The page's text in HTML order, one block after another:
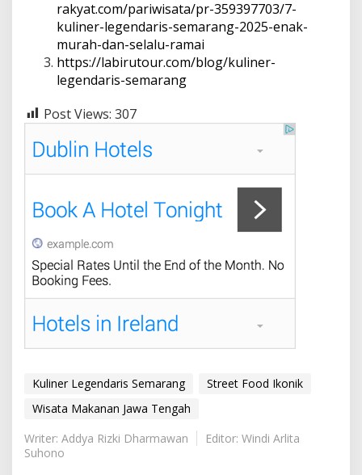
rakyat.com/pariwisata/pr-359397703/7-
kuliner-legendaris-semarang-2025-enak-
murah-dan-selalu-ramai
https://labirutour.com/blog/kuliner-
legendaris-semarang
Post Views: 307
Kuliner Legendaris Semarang
Street Food Ikonik
Wisata Makanan Jawa Tengah
Writer: Addya Rizki Dharmawan
Editor: Windi Arlita
Suhono